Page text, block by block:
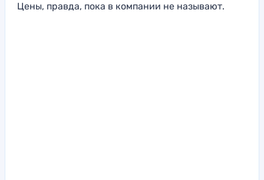
Цены, правда, пока в компании не называют.